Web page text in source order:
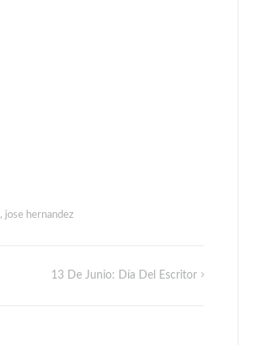
, jose hernandez
13 De Junio: Día Del Escritor